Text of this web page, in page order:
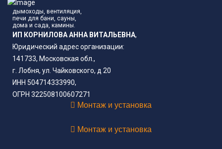
дымоходы, вентиляция,
печи для бани, сауны,
дома и сада, камины.
ИП КОРНИЛОВА АННА ВИТАЛЬЕВНА,
Юридический адрес организации:
141733, Московская обл.,
г. Лобня, ул. Чайковского, д 20
ИНН 504714333990,
ОГРН 322508100607271
Монтаж и установка
Монтаж и установка